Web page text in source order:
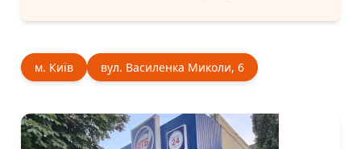
м. Київ вул. Василенка Миколи, 6